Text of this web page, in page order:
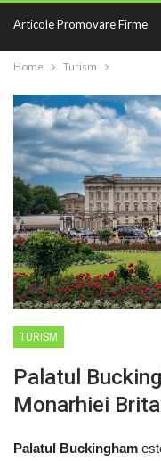
Articole Promovare Firme
Home Turism
TURISM
Palatul
Monarhiei
Palatul Buckingham